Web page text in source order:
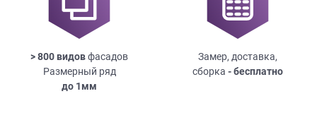
> 800 видовфасадов
Размерный ряд
до 1мм
Замер, доставка,
сборка - бесплатно